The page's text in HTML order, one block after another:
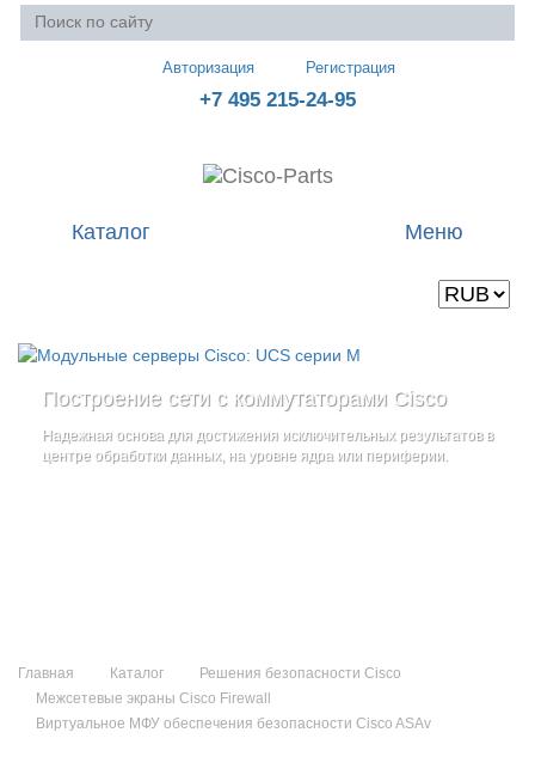
Авторизация Регистрация
+7 495 215-24-95
Меню
Каталог
Построение сети с коммутаторами Cisco
Надежная основа для достижения исключительных результатов в
центре обработки данных, на уровне ядра или периферии.
Стоечные серверы Cisco UCS серии C
Созданы для сокращения общей стоимости владенияи
повышение адаптивности Вашего бизнеса
дополнительные компоненты
Главная Каталог
Решения безопасности Cisco
Межсетевые экраны Cisco Firewall
Виртуальное МФУ обеспечения безопасности Cisco ASAv